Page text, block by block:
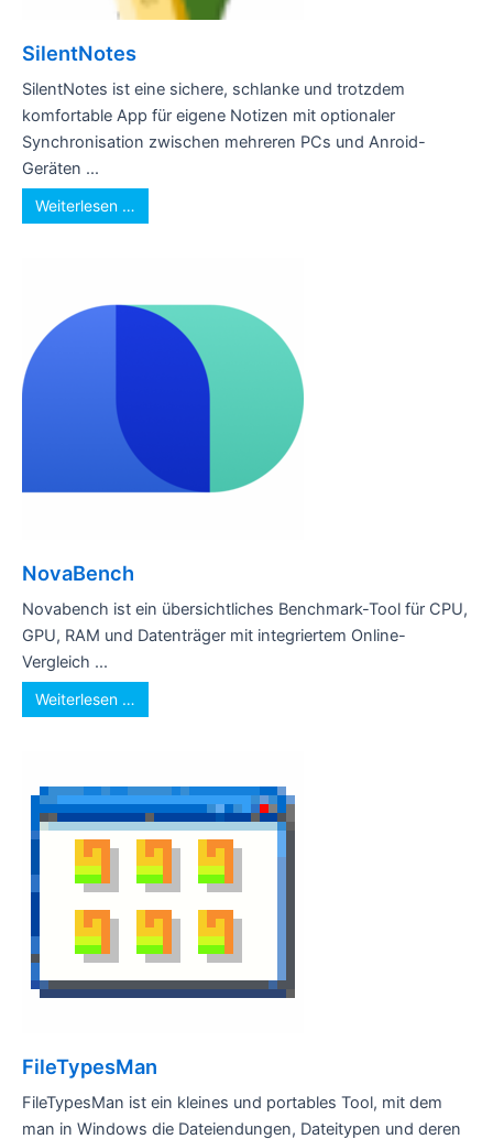
SilentNotes
SilentNotes ist eine sichere, schlanke und trotzdem
komfortable App für eigene Notizen mit optionaler
Synchronisation zwischen mehreren PCs und Anroid-
Geräten ...
Weiterlesen …
NovaBench
Novabench ist ein übersichtliches Benchmark-Tool für CPU,
GPU, RAM und Datenträger mit integriertem Online-
Vergleich ...
Weiterlesen …
FileTypesMan
FileTypesMan ist ein kleines und portables Tool, mit dem
man in Windows die Dateiendungen, Dateitypen und deren